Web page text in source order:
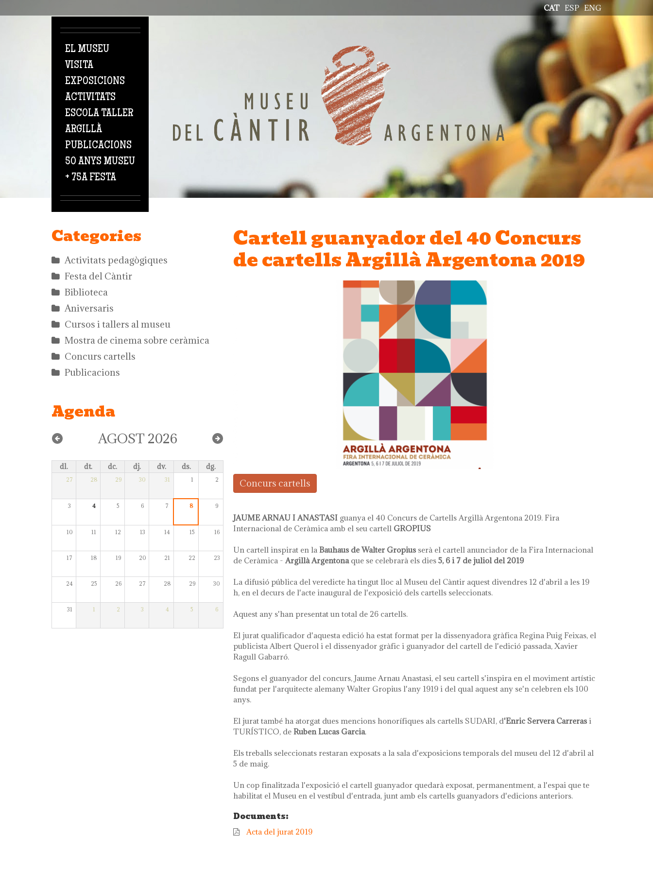
ENG
ESP
CAT
EL MUSEU
VISITA
EXPOSICIONS
ACTIVITATS
ESCOLA TALLER
ARGILLÀ
PUBLICACIONS
50 ANYS MUSEU
+ 75A FESTA
Categories
Activitats pedagògiques
Festa del Càntir
Biblioteca
Aniversaris
Cursos i tallers al museu
Mostra de cinema sobre ceràmica
Concurs cartells
Publicacions
Agenda
AGOST 2026
dl. dt. dc. dj. dv. ds. dg.
27 28 29 30 31 1 2
3 4 5 6 7 8 9
10 11 12 13 14 15 16
17 18 19 20 21 22 23
24 25 26 27 28 29 30
31 1 2 3 4 5 6
Cartell guanyador del 40 Concurs
de cartells Argillà Argentona 2019
Concurs cartells
JAUME ARNAU I ANASTASI guanya el 40 Concurs de Cartells Argillà Argentona 2019. Fira
Internacional de Ceràmica amb el seu cartell GROPIUS
Un cartell inspirat en la Bauhaus de Walter Gropius serà el cartell anunciador de la Fira Internacional
de Ceràmica - Argillà Argentonaque se celebrarà els dies 5, 6 i 7 de juliol del 2019
La difusió pública del veredicte ha tingut lloc al Museu del Càntir aquest divendres 12 d'abril a les 19
h, en el decurs de l'acte inaugural de l'exposició dels cartells seleccionats.
Aquest any s'han presentat un total de 26 cartells.
El jurat qualificador d'aquesta edició ha estat format per la dissenyadora gràfica Regina Puig Feixas, el
publicista Albert Querol i el dissenyador gràfic i guanyador del cartell de l'edició passada, Xavier
Ragull Gabarró.
Segons el guanyador del concurs, Jaume Arnau Anastasi, el seu cartell s'inspira en el moviment artístic
fundat per l'arquitecte alemany Walter Gropius l'any 1919 i del qual aquest any se'n celebren els 100
anys.
El jurat també ha atorgat dues mencions honorífiques als cartells SUDARI, d'Enric Servera Carreras i
TURÍSTICO, de Ruben Lucas Garcia.
Els treballs seleccionats restaran exposats a la sala d'exposicions temporals del museu del 12 d'abril al
5 de maig.
Un cop finalitzada l'exposició el cartell guanyador quedarà exposat, permanentment, a l'espai que te
habilitat el Museu en el vestíbul d'entrada, junt amb els cartells guanyadors d'edicions anteriors.
Documents:
Acta del jurat 2019